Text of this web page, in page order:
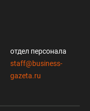
отдел персонала
staff@business-
gazeta.ru